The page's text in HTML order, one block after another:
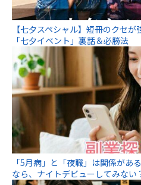
【七夕スペシャル】短冊のクセ
「七夕イベント」裏話＆必勝法
「5月病」と「夜職」は関係が
なら、ナイトデビューしてみない